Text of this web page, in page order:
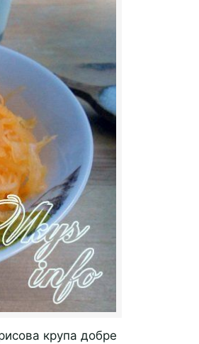
крупа добре